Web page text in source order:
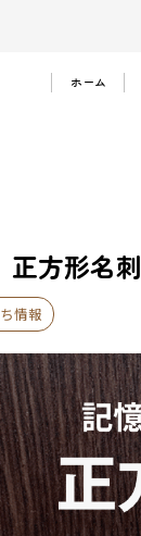
ホーム
正方形名刺
情報